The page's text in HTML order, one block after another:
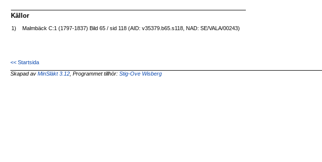
Källor
1) Malmbäck C:1 (1797-1837) Bild 65 / sid 118 (AID: v35379.b65.s118, NAD: SE/VALA/00243)
<< Startsida
Skapad avMinSläkt 3.12 , Programmet tillhör:Stig-Ove Wisberg